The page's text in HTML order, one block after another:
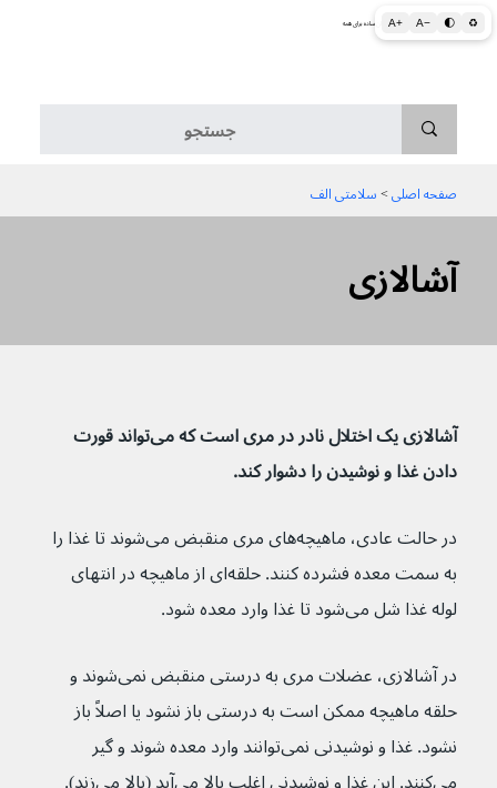
A+ A− 🌓 ♻ اطلاعات پزشکی و بهداشتی به زبان ساده برای همه
آشالازی
صفحه اصلی > سلامتی الف
آشالازی یک اختلال نادر در مری است که می‌تواند قورت
دادن غذا و نوشیدن را دشوار کند.
در حالت عادی، ماهیچه‌های مری منقبض می‌شوند تا غذا را
به سمت معده فشرده کنند. حلقه‌ای از ماهیچه در انتهای
لوله غذا شل می‌شود تا غذا وارد معده شود.
در آشالازی، عضلات مری به درستی منقبض نمی‌شوند و
حلقه ماهیچه ممکن است به درستی باز نشود یا اصلاً باز
نشود. غذا و نوشیدنی نمی‌توانند وارد معده شوند و گیر